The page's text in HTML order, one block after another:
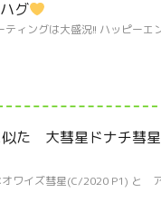
グ
ィングは大盛況!! ハッピーエ
た 大彗星ドナチ彗星
オワイズ彗星(C/2020 P1) と